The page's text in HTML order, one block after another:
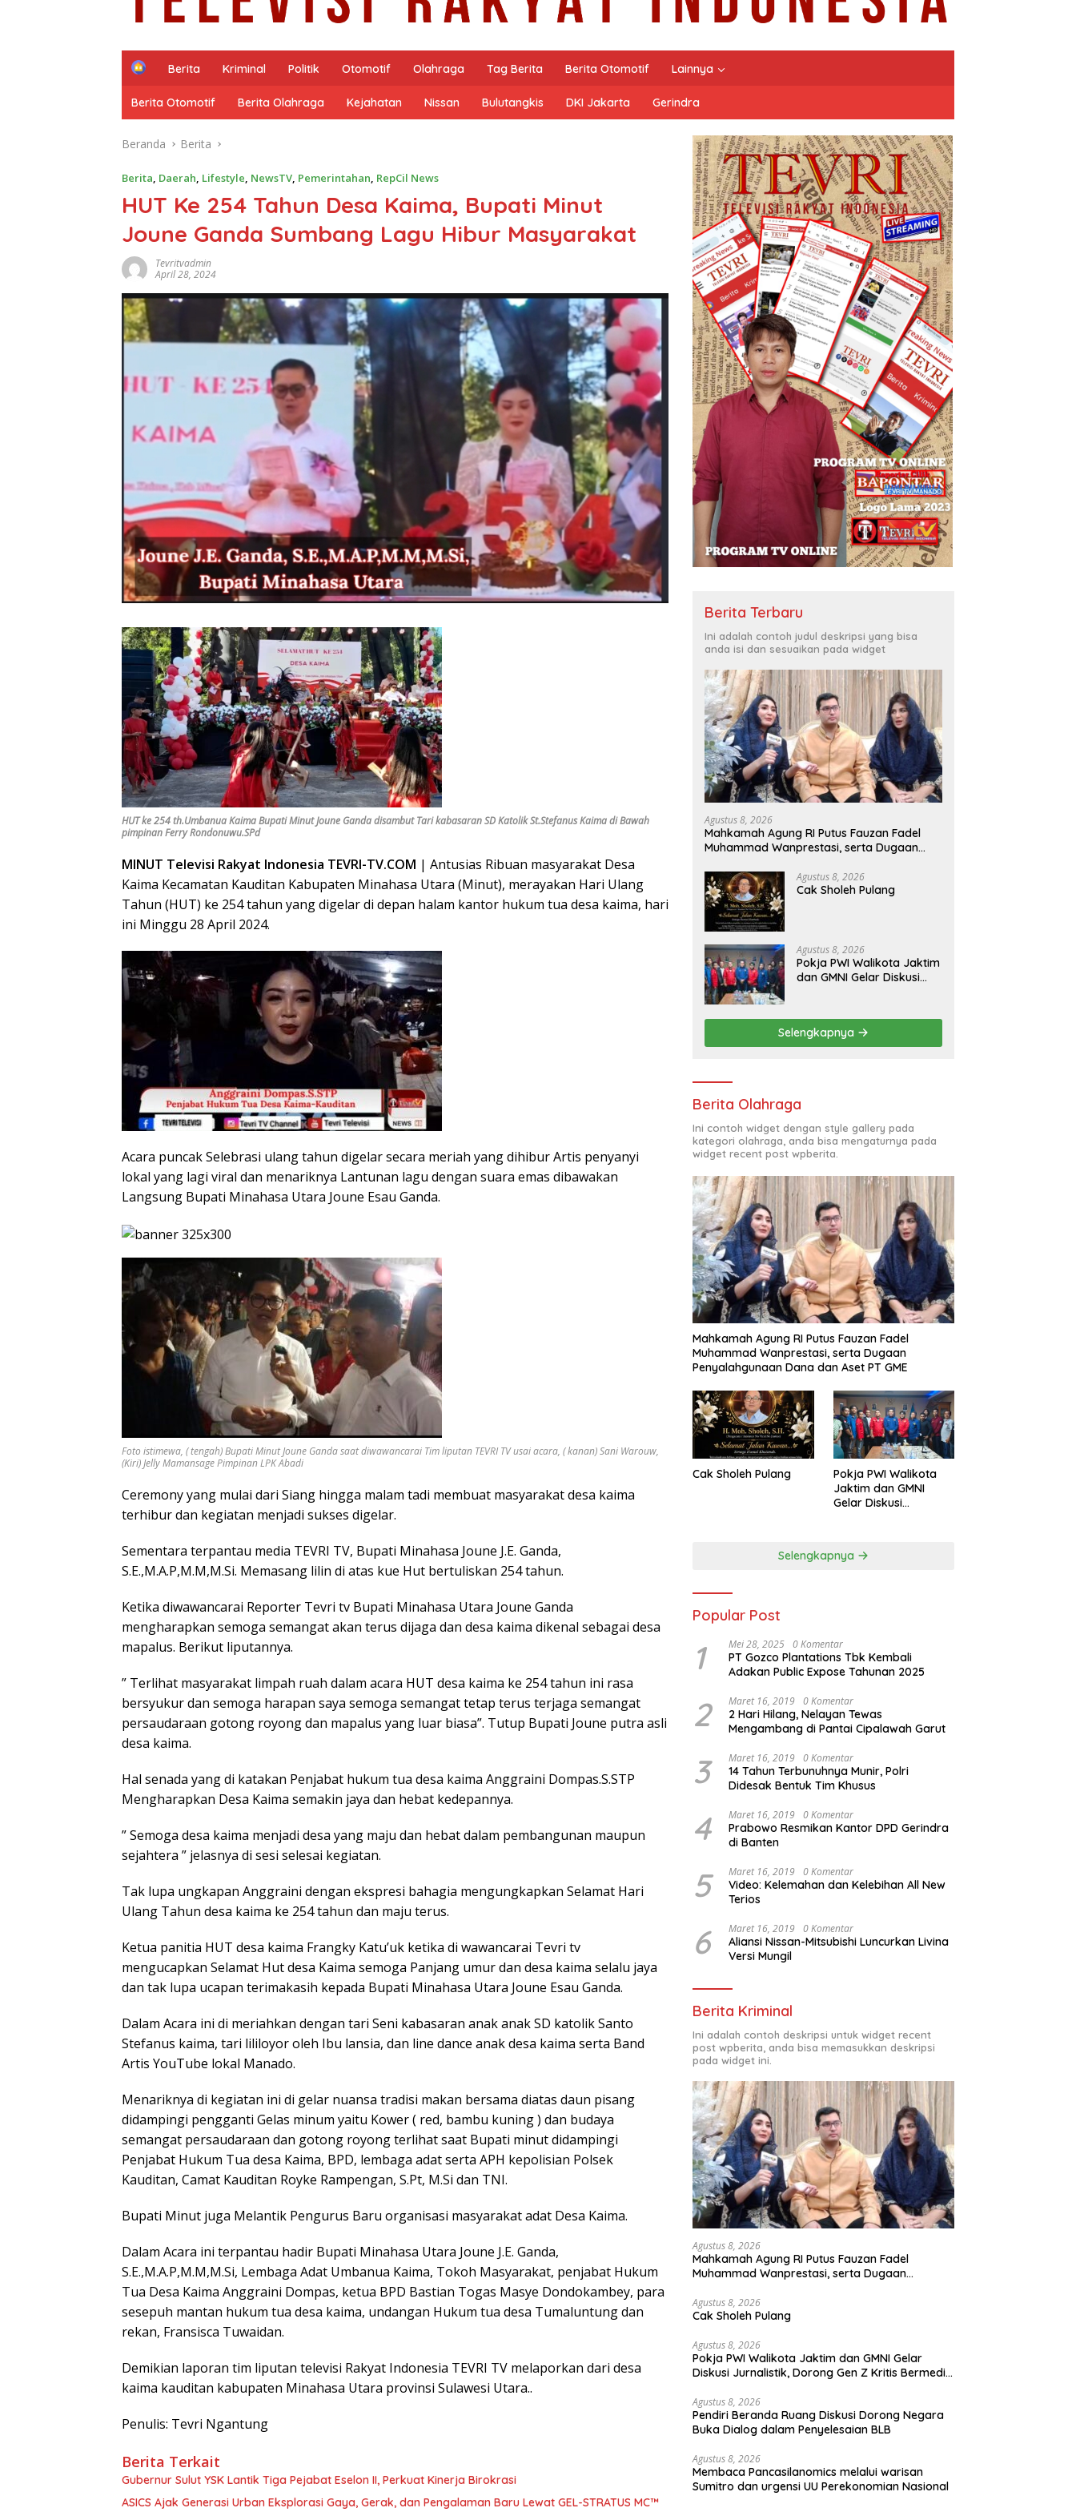
H
m
e
Berita Kriminal Politik Otomotif Olahraga Tag Berita Berita Otomotif Lainnya
Berita Otomotif Berita Olahraga Kejahatan Nissan Bulutangkis DKI Jakarta Gerindra
Beranda Berita
Berita, Daerah, Lifestyle, NewsTV, Pemerintahan, RepCil News
HUT Ke 254 Tahun Desa Kaima, Bupati Minut
Joune Ganda Sumbang Lagu Hibur Masyarakat
Tevritvadmin
April 28, 2024
HUT ke 254 th.Umbanua Kaima Bupati Minut Joune Ganda disambut Tari kabasaran SD Katolik St.Stefanus Kaima di Bawah
pimpinan Ferry Rondonuwu.SPd
MINUT Televisi Rakyat Indonesia TEVRI-TV.COM | Antusias Ribuan masyarakat Desa
Kaima Kecamatan Kauditan Kabupaten Minahasa Utara (Minut), merayakan Hari Ulang
Tahun (HUT) ke 254 tahun yang digelar di depan halam kantor hukum tua desa kaima, hari
ini Minggu 28 April 2024.
Acara puncak Selebrasi ulang tahun digelar secara meriah yang dihibur Artis penyanyi
lokal yang lagi viral dan menariknya Lantunan lagu dengan suara emas dibawakan
Langsung Bupati Minahasa Utara Joune Esau Ganda.
Foto istimewa, ( tengah) Bupati Minut Joune Ganda saat diwawancarai Tim liputan TEVRI TV usai acara, ( kanan) Sani Warouw,
(Kiri) Jelly Mamansage Pimpinan LPK Abadi
Ceremony yang mulai dari Siang hingga malam tadi membuat masyarakat desa kaima
terhibur dan kegiatan menjadi sukses digelar.
Sementara terpantau media TEVRI TV, Bupati Minahasa Joune J.E. Ganda,
S.E.,M.A.P,M.M,M.Si. Memasang lilin di atas kue Hut bertuliskan 254 tahun.
Ketika diwawancarai Reporter Tevri tv Bupati Minahasa Utara Joune Ganda
mengharapkan semoga semangat akan terus dijaga dan desa kaima dikenal sebagai desa
mapalus. Berikut liputannya.
” Terlihat masyarakat limpah ruah dalam acara HUT desa kaima ke 254 tahun ini rasa
bersyukur dan semoga harapan saya semoga semangat tetap terus terjaga semangat
persaudaraan gotong royong dan mapalus yang luar biasa”. Tutup Bupati Joune putra asli
desa kaima.
Hal senada yang di katakan Penjabat hukum tua desa kaima Anggraini Dompas.S.STP
Mengharapkan Desa Kaima semakin jaya dan hebat kedepannya.
” Semoga desa kaima menjadi desa yang maju dan hebat dalam pembangunan maupun
sejahtera ” jelasnya di sesi selesai kegiatan.
Tak lupa ungkapan Anggraini dengan ekspresi bahagia mengungkapkan Selamat Hari
Ulang Tahun desa kaima ke 254 tahun dan maju terus.
Ketua panitia HUT desa kaima Frangky Katu’uk ketika di wawancarai Tevri tv
mengucapkan Selamat Hut desa Kaima semoga Panjang umur dan desa kaima selalu jaya
dan tak lupa ucapan terimakasih kepada Bupati Minahasa Utara Joune Esau Ganda.
Dalam Acara ini di meriahkan dengan tari Seni kabasaran anak anak SD katolik Santo
Stefanus kaima, tari lililoyor oleh Ibu lansia, dan line dance anak desa kaima serta Band
Artis YouTube lokal Manado.
Menariknya di kegiatan ini di gelar nuansa tradisi makan bersama diatas daun pisang
didampingi pengganti Gelas minum yaitu Kower ( red, bambu kuning ) dan budaya
semangat persaudaraan dan gotong royong terlihat saat Bupati minut didampingi
Penjabat Hukum Tua desa Kaima, BPD, lembaga adat serta APH kepolisian Polsek
Kauditan, Camat Kauditan Royke Rampengan, S.Pt, M.Si dan TNI.
Bupati Minut juga Melantik Pengurus Baru organisasi masyarakat adat Desa Kaima.
Dalam Acara ini terpantau hadir Bupati Minahasa Utara Joune J.E. Ganda,
S.E.,M.A.P,M.M,M.Si, Lembaga Adat Umbanua Kaima, Tokoh Masyarakat, penjabat Hukum
Tua Desa Kaima Anggraini Dompas, ketua BPD Bastian Togas Masye Dondokambey, para
sesepuh mantan hukum tua desa kaima, undangan Hukum tua desa Tumaluntung dan
rekan, Fransisca Tuwaidan.
Demikian laporan tim liputan televisi Rakyat Indonesia TEVRI TV melaporkan dari desa
kaima kauditan kabupaten Minahasa Utara provinsi Sulawesi Utara..
Penulis: Tevri Ngantung
Berita Terkait
Gubernur Sulut YSK Lantik Tiga Pejabat Eselon II, Perkuat Kinerja Birokrasi
ASICS Ajak Generasi Urban Eksplorasi Gaya, Gerak, dan Pengalaman Baru Lewat GEL-STRATUS MC™
Berita Terbaru
Ini adalah contoh judul deskripsi yang bisa
anda isi dan sesuaikan pada widget
Agustus 8, 2026
Mahkamah Agung RI Putus Fauzan Fadel
Muhammad Wanprestasi, serta Dugaan
Agustus 8, 2026
Cak Sholeh Pulang
Agustus 8, 2026
Pokja PWI Walikota Jaktim
dan GMNI Gelar Diskusi
Selengkapnya
Berita Olahraga
Ini contoh widget dengan style gallery pada
kategori olahraga, anda bisa mengaturnya pada
widget recent post wpberita.
Mahkamah Agung RI Putus Fauzan Fadel
Muhammad Wanprestasi, serta Dugaan
Penyalahgunaan Dana dan Aset PT GME
Cak Sholeh Pulang
Pokja PWI Walikota
Jaktim dan GMNI
Gelar Diskusi
Selengkapnya
Popular Post
1 Mei 28, 2025 0 Komentar
PT Gozco Plantations Tbk Kembali
Adakan Public Expose Tahunan 2025
2 Maret 16, 2019 0 Komentar
2 Hari Hilang, Nelayan Tewas
Mengambang di Pantai Cipalawah Garut
3 Maret 16, 2019 0 Komentar
14 Tahun Terbunuhnya Munir, Polri
Didesak Bentuk Tim Khusus
4 Maret 16, 2019 0 Komentar
Prabowo Resmikan Kantor DPD Gerindra
di Banten
5 Maret 16, 2019 0 Komentar
Video: Kelemahan dan Kelebihan All New
Terios
6 Maret 16, 2019 0 Komentar
Aliansi Nissan-Mitsubishi Luncurkan Livina
Versi Mungil
Berita Kriminal
Ini adalah contoh deskripsi untuk widget recent
post wpberita, anda bisa memasukkan deskripsi
pada widget ini.
Agustus 8, 2026
Mahkamah Agung RI Putus Fauzan Fadel
Muhammad Wanprestasi, serta Dugaan
Agustus 8, 2026
Cak Sholeh Pulang
Agustus 8, 2026
Pokja PWI Walikota Jaktim dan GMNI Gelar
Diskusi Jurnalistik, Dorong Gen Z Kritis Bermedia
Agustus 8, 2026
Pendiri Beranda Ruang Diskusi Dorong Negara
Buka Dialog dalam Penyelesaian BLB
Agustus 8, 2026
Membaca Pancasilanomics melalui warisan
Sumitro dan urgensi UU Perekonomian Nasional